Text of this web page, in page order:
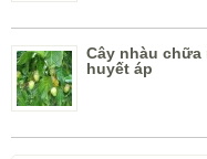
Cây nhàu
huyết áp